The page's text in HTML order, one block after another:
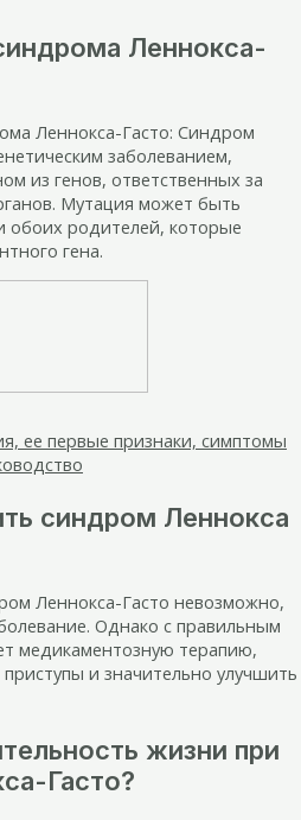
Леннокса-
Леннокса-Гасто: Синдром
заболеванием,
из генов, ответственных за
Мутация может быть
обоих родителей, которые
гена.
ее первые признаки, симптомы
синдром Леннокса
Леннокса-Гасто невозможно,
Однако с правильным
медикаментозную терапию,
и значительно улучшить
жизни при
Гасто?